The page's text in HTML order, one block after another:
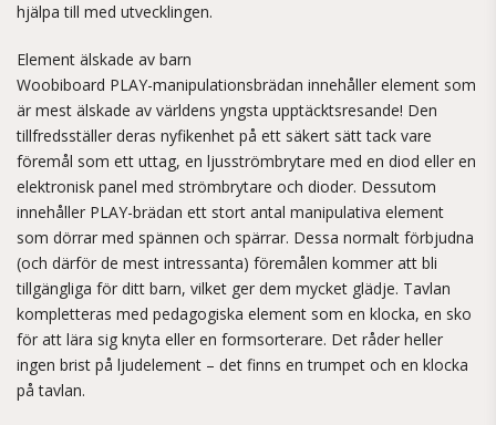
hjälpa till med utvecklingen.
Element älskade av barn
Woobiboard PLAY-manipulationsbrädan innehåller element som
är mest älskade av världens yngsta upptäcktsresande! Den
tillfredsställer deras nyfikenhet på ett säkert sätt tack vare
föremål som ett uttag, en ljusströmbrytare med en diod eller en
elektronisk panel med strömbrytare och dioder. Dessutom
innehåller PLAY-brädan ett stort antal manipulativa element
som dörrar med spännen och spärrar. Dessa normalt förbjudna
(och därför de mest intressanta) föremålen kommer att bli
tillgängliga för ditt barn, vilket ger dem mycket glädje. Tavlan
kompletteras med pedagogiska element som en klocka, en sko
för att lära sig knyta eller en formsorterare. Det råder heller
ingen brist på ljudelement – ​​det finns en trumpet och en klocka
på tavlan.